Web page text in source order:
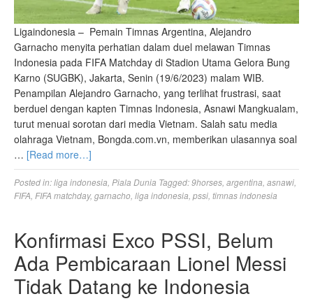
Ligaindonesia – Pemain Timnas Argentina, Alejandro
Garnacho menyita perhatian dalam duel melawan Timnas
Indonesia pada FIFA Matchday di Stadion Utama Gelora Bung
Karno (SUGBK), Jakarta, Senin (19/6/2023) malam WIB.
Penampilan Alejandro Garnacho, yang terlihat frustrasi, saat
berduel dengan kapten Timnas Indonesia, Asnawi Mangkualam,
turut menuai sorotan dari media Vietnam. Salah satu media
olahraga Vietnam, Bongda.com.vn, memberikan ulasannya soal
… [Read more…]
Posted in:liga indonesia Piala Dunia Tagged:9horses argentina asnawi
FIFA FIFA matchday, garnacho liga indonesia pssi timnas indonesia
Konfirmasi Exco PSSI, Belum
Ada Pembicaraan Lionel Messi
Tidak Datang ke Indonesia